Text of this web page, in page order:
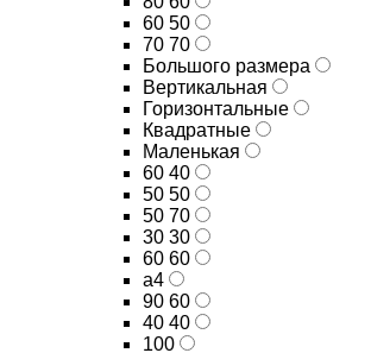
60 50
70 70
Большого размера
Вертикальная
Горизонтальные
Квадратные
Маленькая
60 40
50 50
50 70
30 30
60 60
а4
90 60
40 40
100